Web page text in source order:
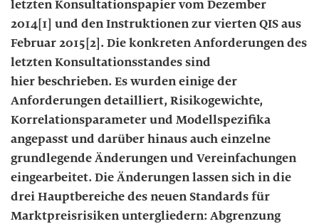
letzten Konsultationspapier vom Dezember
2014[1] und den Instruktionen zur vierten QIS aus
Februar 2015[2]. Die konkreten Anforderungen des
letzten Konsultationsstandes sind
hier beschrieben. Es wurden einige der
Anforderungen detailliert, Risikogewichte,
Korrelationsparameter und Modellspezifika
angepasst und darüber hinaus auch einzelne
grundlegende Änderungen und Vereinfachungen
eingearbeitet. Die Änderungen lassen sich in die
drei Hauptbereiche des neuen Standards für
Marktpreisrisiken untergliedern: Abgrenzung